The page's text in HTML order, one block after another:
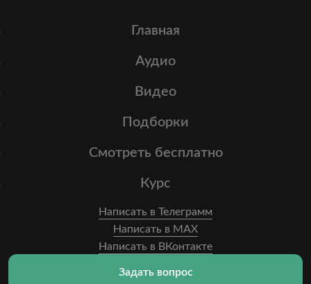
Главная
Аудио
Видео
Подборки
Смотреть бесплатно
Курс
Написать в Телеграмм
Написать в MAX
Написать в ВКонтакте
Задать вопрос